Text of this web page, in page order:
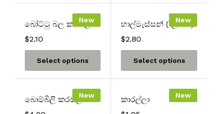
New
බෝට්ටු බල කරවල
$2.10
Select options
New
හාල්මැස්සන් ( ලංකා )
$2.80
Select options
New
බොම්බිලි කරවල
New
කාරල්ලා